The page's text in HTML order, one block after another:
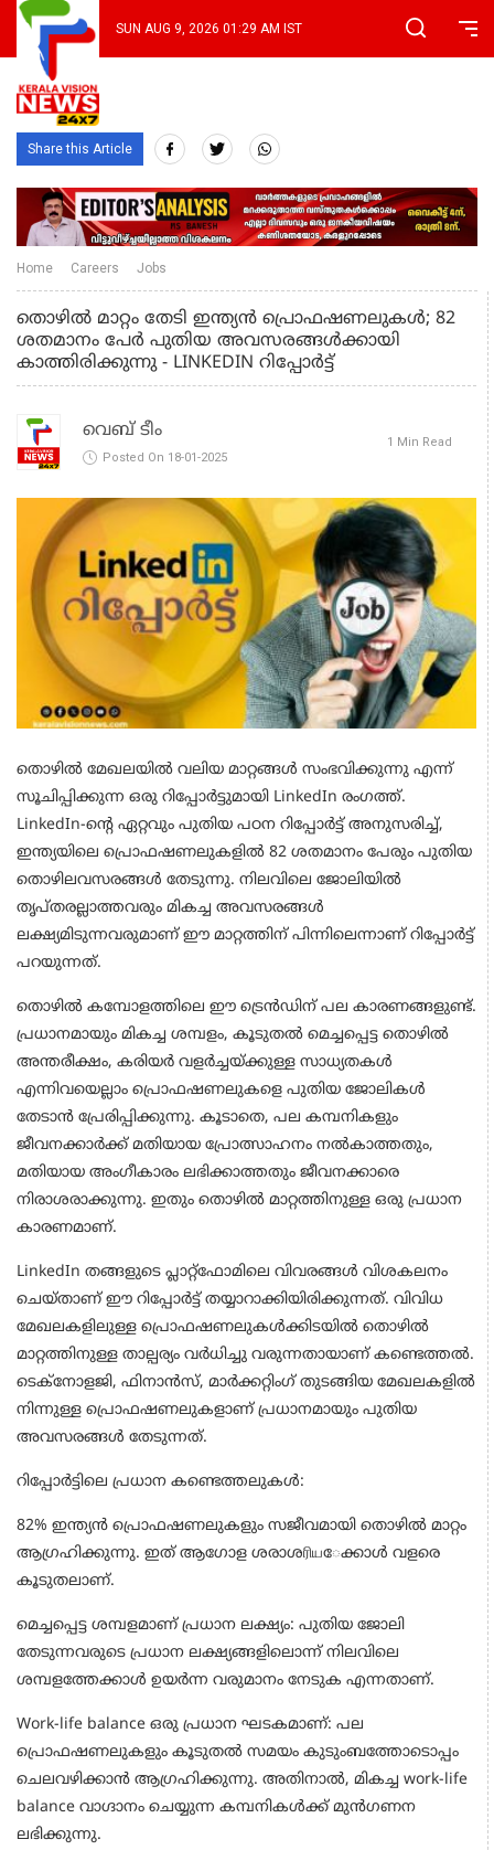
SUN AUG 9, 2026 01:29 AM IST
Share this Article
Home Careers Jobs
തൊഴിൽ മാറ്റം തേടി ഇന്ത്യൻ പ്രൊഫഷണലുകൾ; 82
ശതമാനം പേർ പുതിയ അവസരങ്ങൾക്കായി
കാത്തിരിക്കുന്നു - LINKEDIN റിപ്പോർട്ട്
വെബ് ടീം
Posted On 18-01-2025
1 Min Read
തൊഴിൽ മേഖലയിൽ വലിയ മാറ്റങ്ങൾ സംഭവിക്കുന്നു എന്ന്
സൂചിപ്പിക്കുന്ന ഒരു റിപ്പോർട്ടുമായി LinkedIn രംഗത്ത്.
LinkedIn-ൻ്റെ ഏറ്റവും പുതിയ പഠന റിപ്പോർട്ട് അനുസരിച്ച്,
ഇന്ത്യയിലെ പ്രൊഫഷണലുകളിൽ 82 ശതമാനം പേരും പുതിയ
തൊഴിലവസരങ്ങൾ തേടുന്നു. നിലവിലെ ജോലിയിൽ
തൃപ്തരല്ലാത്തവരും മികച്ച അവസരങ്ങൾ
ലക്ഷ്യമിടുന്നവരുമാണ് ഈ മാറ്റത്തിന് പിന്നിലെന്നാണ് റിപ്പോർട്ട്
പറയുന്നത്.
തൊഴിൽ കമ്പോളത്തിലെ ഈ ട്രെൻഡിന് പല കാരണങ്ങളുണ്ട്.
പ്രധാനമായും മികച്ച ശമ്പളം, കൂടുതൽ മെച്ചപ്പെട്ട തൊഴിൽ
അന്തരീക്ഷം, കരിയർ വളർച്ചയ്ക്കുള്ള സാധ്യതകൾ
എന്നിവയെല്ലാം പ്രൊഫഷണലുകളെ പുതിയ ജോലികൾ
തേടാൻ പ്രേരിപ്പിക്കുന്നു. കൂടാതെ, പല കമ്പനികളും
ജീവനക്കാർക്ക് മതിയായ പ്രോത്സാഹനം നൽകാത്തതും,
മതിയായ അംഗീകാരം ലഭിക്കാത്തതും ജീവനക്കാരെ
നിരാശരാക്കുന്നു. ഇതും തൊഴിൽ മാറ്റത്തിനുള്ള ഒരു പ്രധാന
കാരണമാണ്.
LinkedIn തങ്ങളുടെ പ്ലാറ്റ്‌ഫോമിലെ വിവരങ്ങൾ വിശകലനം
ചെയ്താണ് ഈ റിപ്പോർട്ട് തയ്യാറാക്കിയിരിക്കുന്നത്. വിവിധ
മേഖലകളിലുള്ള പ്രൊഫഷണലുകൾക്കിടയിൽ തൊഴിൽ
മാറ്റത്തിനുള്ള താല്പര്യം വർധിച്ചു വരുന്നതായാണ് കണ്ടെത്തൽ.
ടെക്നോളജി, ഫിനാൻസ്, മാർക്കറ്റിംഗ് തുടങ്ങിയ മേഖലകളിൽ
നിന്നുള്ള പ്രൊഫഷണലുകളാണ് പ്രധാനമായും പുതിയ
അവസരങ്ങൾ തേടുന്നത്.
റിപ്പോർട്ടിലെ പ്രധാന കണ്ടെത്തലുകൾ:
82% ഇന്ത്യൻ പ്രൊഫഷണലുകളും സജീവമായി തൊഴിൽ മാറ്റം
ആഗ്രഹിക്കുന്നു. ഇത് ആഗോള ശരാശரியേക്കാൾ വളരെ
കൂടുതലാണ്.
മെച്ചപ്പെട്ട ശമ്പളമാണ് പ്രധാന ലക്ഷ്യം: പുതിയ ജോലി
തേടുന്നവരുടെ പ്രധാന ലക്ഷ്യങ്ങളിലൊന്ന് നിലവിലെ
ശമ്പളത്തേക്കാൾ ഉയർന്ന വരുമാനം നേടുക എന്നതാണ്.
Work-life balance ഒരു പ്രധാന ഘടകമാണ്: പല
പ്രൊഫഷണലുകളും കൂടുതൽ സമയം കുടുംബത്തോടൊപ്പം
ചെലവഴിക്കാൻ ആഗ്രഹിക്കുന്നു. അതിനാൽ, മികച്ച work-life
balance വാഗ്ദാനം ചെയ്യുന്ന കമ്പനികൾക്ക് മുൻഗണന
ലഭിക്കുന്നു.